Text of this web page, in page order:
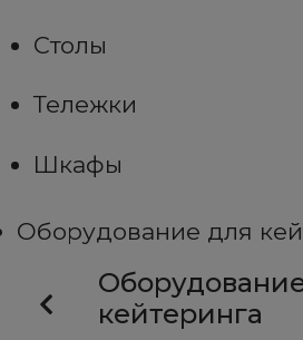
Столы
Тележки
Шкафы
Оборудование для
кейтеринга